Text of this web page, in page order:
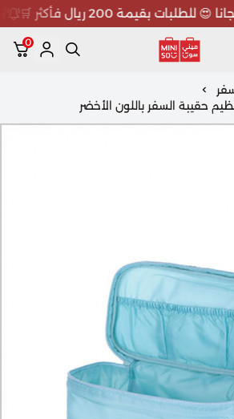
بقيمة 200 ريال فأكثر 🛒 🛒
ميني سو MINISO
0
حقيبة السفر باللون الأخضر